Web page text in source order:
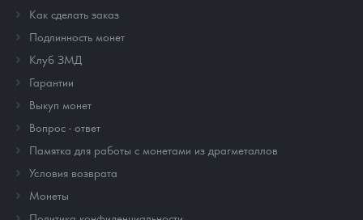
Как сделать заказ
Подлинность монет
Клуб ЗМД
Гарантии
Выкуп монет
Вопрос - ответ
Памятка для работы с монетами из драгметаллов
Условия возврата
Монеты